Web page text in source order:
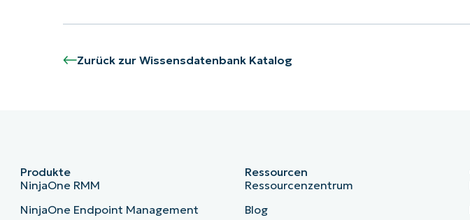
Zurück zur Wissensdatenbank Katalog
Produkte
NinjaOne RMM
NinjaOne Endpoint Management
Ressourcen
Ressourcenzentrum
Blog